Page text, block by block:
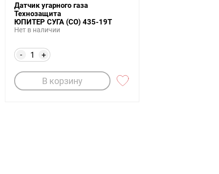
Датчик угарного газа
Технозащита
ЮПИТЕР СУГА (СО) 435-19Т
Нет в наличии
+
-
В корзину